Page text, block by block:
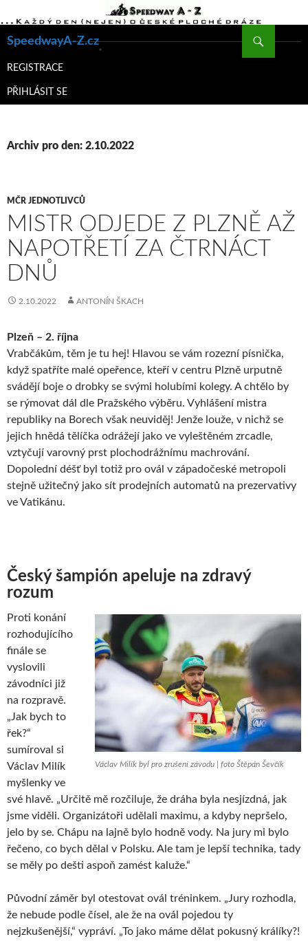
SpeedwayA-Z.cz
K
WEBU
REGISTRACE
PŘIHLÁSIT SE
Archiv pro den: 2.10.2022
MČR JEDNOTLIVCŮ
MISTR ODJEDE Z PLZNĚ AŽ
NAPOTŘETÍ ZA ČTRNÁCT
DNŮ
2.10.2022 ANTONÍN ŠKACH
Plzeň – 2. října
Vrabčákům, těm je tu hej! Hlavou se vám rozezní písnička,
když spatříte malé opeřence, kteří v centru Plzně urputně
svádějí boje o drobky se svými holubími kolegy. A chtělo by
se rýmovat dál dle Pražského výběru. Vyhlášení mistra
republiky na Borech však neuviděj! Jenže louže, v nichž se
jejich hnědá tělíčka odrážejí jako ve vyleštěném zrcadle,
vztyčují varovný prst plochodrážnímu machrování.
Dopolední déšť byl totiž pro ovál v západočeské metropoli
stejně užitečný jako sít prodejních automatů na prezervativy
ve Vatikánu.
Český šampión apeluje na zdravý
rozum
Václav Milík byl pro zrušení závodu | foto Štěpán Ševčík
Proti konání
rozhodujícího
finále se
vyslovili
závodníci již
na rozpravě.
„Jak bych to
řek?“
sumíroval si
Václav Milík
myšlenky ve
své hlavě. „Určitě mě rozčiluje, že dráha byla nesjízdná, jak
jsme viděli. Organizátoři udělali maximu, a kdyby nepršelo,
jelo by se. Chápu na lajně bylo hodně vody. Na jury mi bylo
řečeno, co bych dělal v Polsku. Ale tam je lepší technika, tady
se měly po dešti aspoň zamést kaluže.“
Původní záměr byl otestovat ovál tréninkem. „Jury rozhodla,
že nebude podle čísel, ale že na ovál pojedou ty
nejzkušenější,“ vypráví. „To jako máme dělat pokusný králíky?!